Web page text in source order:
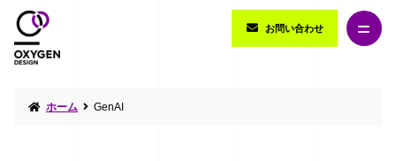
お問い合わせ
ホーム GenAI